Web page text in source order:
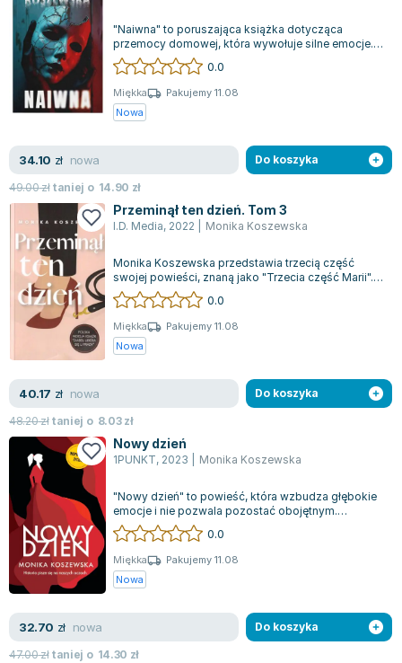
Leszek Czarnecki
Joanna Racewicz
Maria Seweryn
Janina Zającówna
Eric Helms
Agnieszka Maciąg
Barbara Wrzesińska
Terry Pratchett
Virginia Woolf
Lorraine Warren
Ajahn Brahm
Lucinda Riley
Jacek Walkiewicz
"Naiwna" to poruszająca książka dotycząca
przemocy domowej, która wywołuje silne emocje.
Przedstawia opowieść o kobiecie uwikłanej...
0.0
Miękka
Pakujemy 11.08
Nowa
34.10 zł nowa
49.00złtaniej o 14.90 zł
Do koszyka
Przeminął ten dzień. Tom 3
I.D. Media, 2022 Monika Koszewska
Monika Koszewska przedstawia trzecią część
swojej powieści, znaną jako "Trzecia część Marii".
Historia rozpoczyna się na pokładzie...
0.0
Miękka
Pakujemy 11.08
Nowa
40.17 zł nowa
48.20złtaniej o 8.03zł
Do koszyka
Nowy dzień
1PUNKT, 2023 Monika Koszewska
"Nowy dzień" to powieść, która wzbudza głębokie
emocje i nie pozwala pozostać obojętnym.
Ponownie spotykamy się z mieszkańcami dom...
0.0
Miękka
Pakujemy 11.08
Nowa
32.70 zł nowa
47.00złtaniej o 14.30 zł
Do koszyka